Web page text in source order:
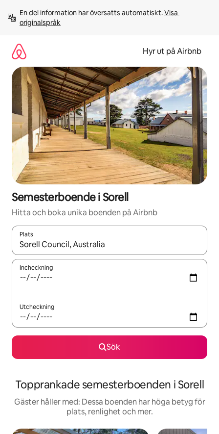
innehåll
En del information har översatts automatiskt. Visa
originalspråk
Hyr ut på Airbnb
Semesterboende i Sorell
Hitta och boka unika boenden på Airbnb
Plats
När resultaten är tillgängliga kan du navigera med upp- och
Incheckning
Utcheckning
Sök
Topprankade semesterboenden i Sorell
Gäster håller med: Dessa boenden har höga betyg för
plats, renlighet och mer.